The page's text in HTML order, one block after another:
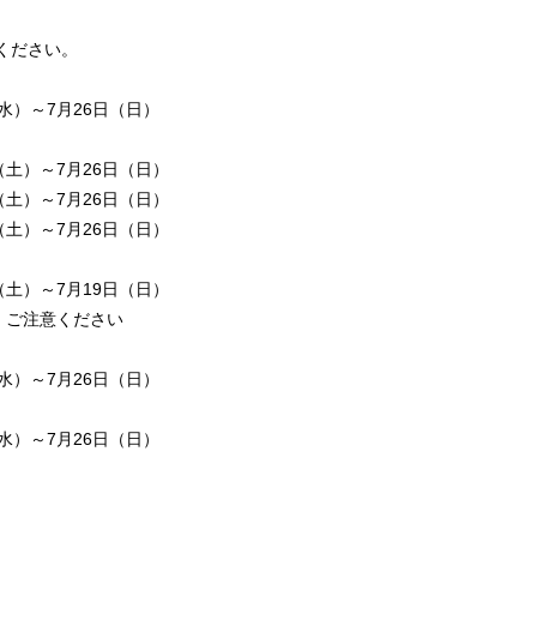
さい。
月26日（日）
26日（日）
）～7月26日（日）
～7月26日（日）
）～7月19日（日）
注意ください
26日（日）
月26日（日）